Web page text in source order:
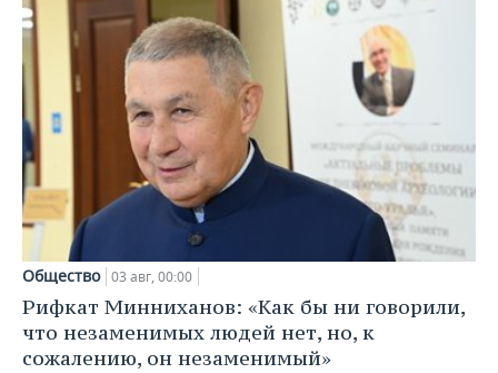
Общество 03 авг, 00:00
Рифкат Минниханов: «Как бы ни говорили,
что незаменимых людей нет, но, к
сожалению, он незаменимый»